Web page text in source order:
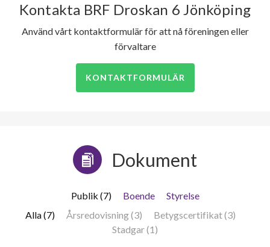
Kontakta BRF Droskan 6 Jönköping
Använd vårt kontaktformulär för att nå föreningen eller
förvaltare
KONTAKTFORMULÄR
Dokument
Publik (7) Boende
Styrelse
Alla (7)
Årsredovisning (3)
Betygscertifikat (3)
Stadgar (1)